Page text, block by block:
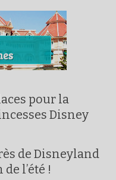
pour la
Disney
de Disneyland
l’été !